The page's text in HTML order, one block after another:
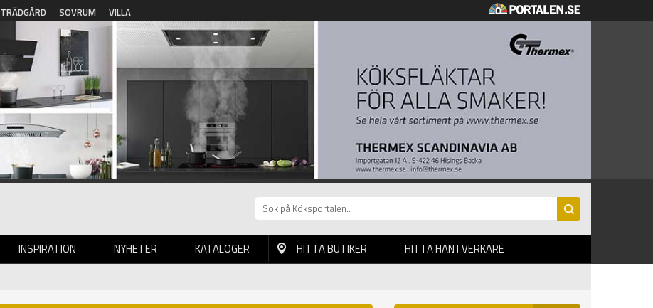
TRÄDGÅRD SOVRUM VILLA
INSPIRATION NYHETER KATALOGER HITTA BUTIKER HITTA HANTVERKARE